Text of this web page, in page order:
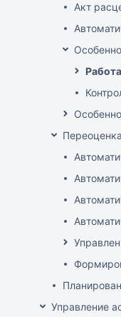
Акт
Управление